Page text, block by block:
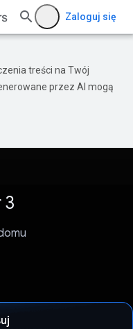
Zaloguj się
treści na Twój
przez AI mogą
3